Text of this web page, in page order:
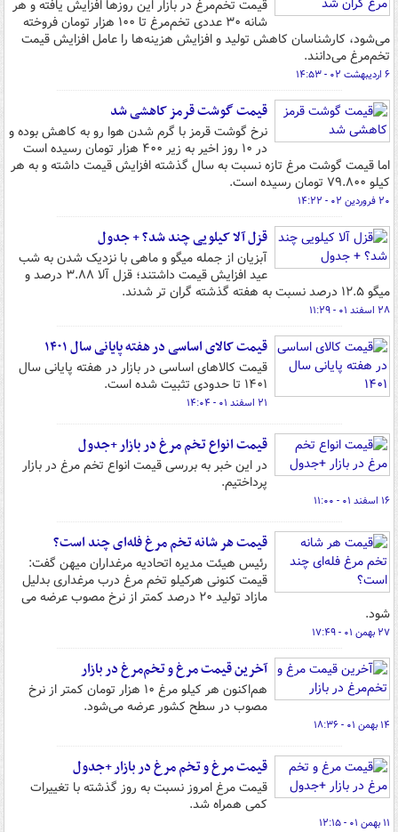
قیمت تخم‌مرغ در بازار این روزها افزایش یافته و هر
شانه ۳۰ عددی تخم‌مرغ تا ۱۰۰ هزار تومان فروخته
می‌شود، کارشناسان کاهش تولید و افزایش هزینه‌ها را عامل افزایش قیمت
تخم‌مرغ می‌دانند.
۶ اردیبهشت ۰۲ - ۱۴:۵۳
قیمت گوشت قرمز کاهشی شد
نرخ گوشت قرمز با گرم شدن هوا رو به کاهش بوده و
در ۱۰ روز اخیر به زیر ۴۰۰ هزار تومان رسیده است
اما قیمت گوشت مرغ تازه نسبت به سال گذشته افزایش قیمت داشته و به هر
کیلو ۷۹.۸۰۰ تومان رسیده است.
۲۰ فروردین ۰۲ - ۱۴:۲۲
قزل آلا کیلویی چند شد؟ + جدول
آبزیان از جمله میگو و ماهی با نزدیک شدن به شب
عید افزایش قیمت داشتند؛ قزل آلا ۳.۸۸ درصد و
میگو ۱۲.۵ درصد نسبت به هفته گذشته گران تر شدند.
۲۸ اسفند ۰۱ - ۱۱:۲۹
قیمت کالای اساسی در هفته پایانی سال ۱۴۰۱
قیمت کالاهای اساسی در بازار در هفته پایانی سال
۱۴۰۱ تا حدودی تثبیت شده است.
۲۱ اسفند ۰۱ - ۱۴:۰۴
قیمت انواع تخم مرغ در بازار +جدول
در این خبر به بررسی قیمت انواع تخم مرغ در بازار
پرداختیم.
۱۶ اسفند ۰۱ - ۱۱:۰۰
قیمت هر شانه تخم مرغ فله‌ای چند است؟
رئیس هیئت مدیره اتحادیه مرغداران میهن گفت:
قیمت کنونی هرکیلو تخم مرغ درب مرغداری بدلیل
مازاد تولید ۲۰ درصد کمتر از نرخ مصوب عرضه می
شود.
۲۷ بهمن ۰۱ - ۱۷:۴۹
آخرین قیمت مرغ و تخم‌مرغ در بازار
هم‌اکنون هر کیلو مرغ ۱۰ هزار تومان کمتر از نرخ
مصوب در سطح کشور عرضه می‌شود.
۱۴ بهمن ۰۱ - ۱۸:۳۶
قیمت مرغ و تخم مرغ در بازار +جدول
قیمت مرغ امروز نسبت به روز گذشته با تغییرات
کمی همراه شد.
۱۱ بهمن ۰۱ - ۱۲:۱۵